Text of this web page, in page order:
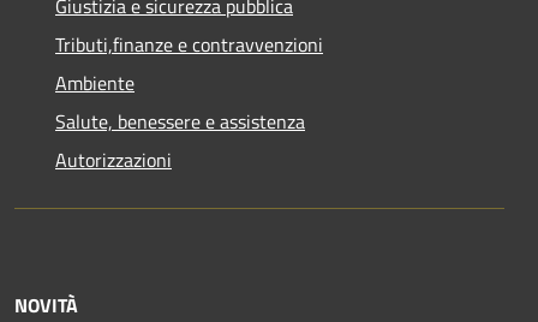
Giustizia e sicurezza pubblica
Tributi,finanze e contravvenzioni
Ambiente
Salute, benessere e assistenza
Autorizzazioni
NOVITÀ